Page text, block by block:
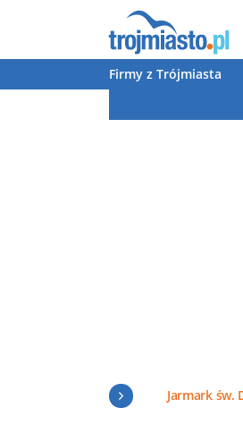
Firmy z Trójmiasta
Jarmark św.